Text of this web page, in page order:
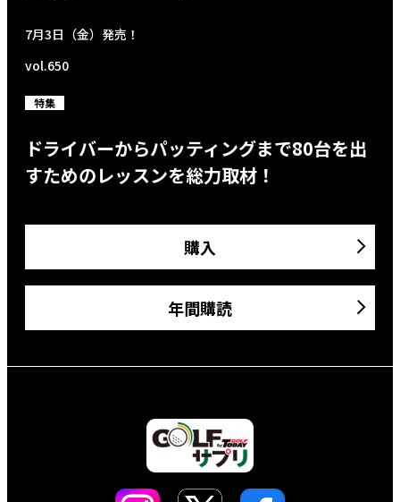
7月3日（金）発売！
vol.650
特集
ドライバーからパッティングまで80台を出
すためのレッスンを総力取材！
購入
年間購読